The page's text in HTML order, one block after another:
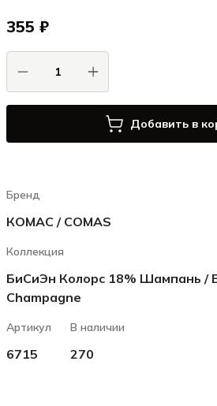
355 ₽
Добавить в
Бренд
КОМАС / COMAS
Коллекция
БиСиЭн Колорс 18% Шампань /
Champagne
Артикул
6715
В наличии
270